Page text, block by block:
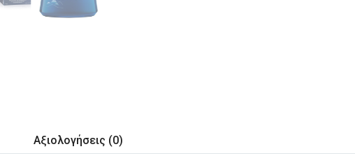
Αξιολογήσεις (0)